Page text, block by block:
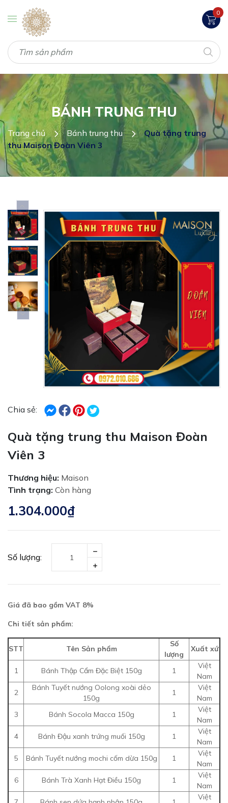
0
BÁNH TRUNG THU
Trang chủ Bánh trung thu
Quà tặng trung
thu Maison Đoàn Viên 3
Chia sẻ:
Quà tặng trung thu Maison Đoàn
Viên 3
Thương hiệu: Maison
Tình trạng: Còn hàng
1.304.000₫
Số lượng:
Giá đã bao gồm VAT 8%
Chi tiết sản phẩm:
STT Tên Sản phẩm
Số
lượng
Xuất xứ
1 Bánh Thập Cẩm Đặc Biệt 150g 1
Việt
Nam
2
Bánh Tuyết nướng Oolong xoài dẻo
150g
1
Việt
Nam
3
Bánh Socola Macca 150g 1
Việt
Nam
4
Bánh Đậu xanh trứng muối 150g 1
Việt
Nam
5
Bánh Tuyết nướng mochi cốm dừa 150g 1
Việt
Nam
6
Bánh Trà Xanh Hạt Điều 150g 1
Việt
Nam
Việt